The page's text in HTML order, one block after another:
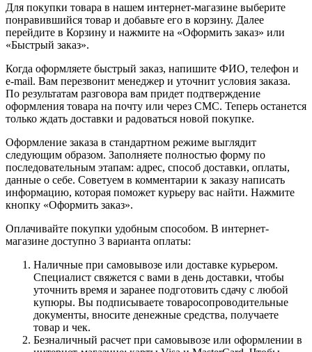
Для покупки товара в нашем интернет-магазине выберите
понравившийся товар и добавьте его в корзину. Далее
перейдите в Корзину и нажмите на «Оформить заказ» или
«Быстрый заказ».
Когда оформляете быстрый заказ, напишите ФИО, телефон и
e-mail. Вам перезвонит менеджер и уточнит условия заказа.
По результатам разговора вам придет подтверждение
оформления товара на почту или через СМС. Теперь останется
только ждать доставки и радоваться новой покупке.
Оформление заказа в стандартном режиме выглядит
следующим образом. Заполняете полностью форму по
последовательным этапам: адрес, способ доставки, оплаты,
данные о себе. Советуем в комментарии к заказу написать
информацию, которая поможет курьеру вас найти. Нажмите
кнопку «Оформить заказ».
Оплачивайте покупки удобным способом. В интернет-
магазине доступно 3 варианта оплаты:
Наличные при самовывозе или доставке курьером.
Специалист свяжется с вами в день доставки, чтобы
уточнить время и заранее подготовить сдачу с любой
купюры. Вы подписываете товаросопроводительные
документы, вносите денежные средства, получаете
товар и чек.
Безналичный расчет при самовывозе или оформлении в